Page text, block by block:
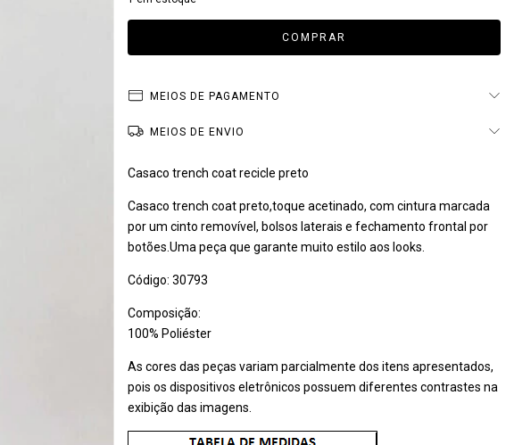
MEIOS DE PAGAMENTO
MEIOS DE ENVIO
Casaco trench coat recicle preto
Casaco trench coat preto,toque acetinado, com cintura marcada
por um cinto removível, bolsos laterais e fechamento frontal por
botões. Uma peça que garante muito estilo aos looks.
Código: 30793
Composição:
100% Poliéster
As cores das peças variam parcialmente dos itens apresentados,
pois os dispositivos eletrônicos possuem diferentes contrastes na
exibição das imagens.